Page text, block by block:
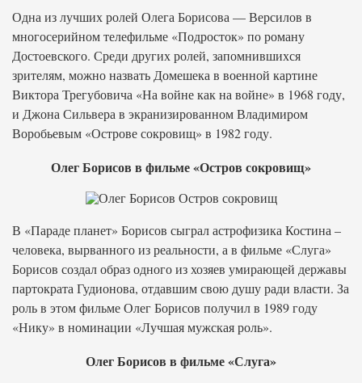
Одна из лучших ролей Олега Борисова — Версилов в
многосерийном телефильме «Подросток» по роману
Достоевского. Среди других ролей, запомнившихся
зрителям, можно назвать Домешека в военной картине
Виктора Трегубовича «На войне как на войне» в 1968 году,
и Джона Сильвера в экранизированном Владимиром
Воробьевым «Острове сокровищ» в 1982 году.
Олег Борисов в фильме «Остров сокровищ»
В «Параде планет» Борисов сыграл астрофизика Костина –
человека, вырванного из реальности, а в фильме «Слуга»
Борисов создал образ одного из хозяев умирающей державы
партократа Гудионова, отдавшим свою душу ради власти. За
роль в этом фильме Олег Борисов получил в 1989 году
«Нику» в номинации «Лучшая мужская роль».
Олег Борисов в фильме «Слуга»